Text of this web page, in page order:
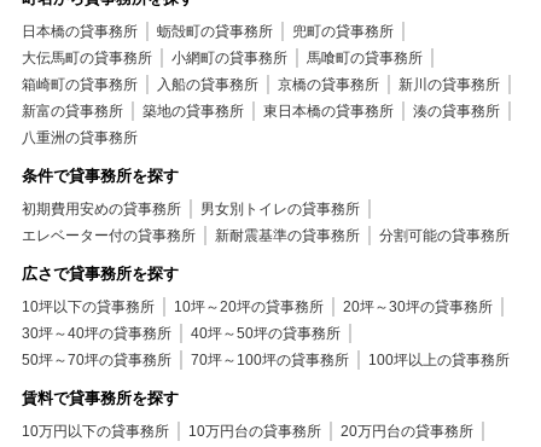
日本橋の貸事務所 蛎殻町の貸事務所
兜町の貸事務所
大伝馬町の貸事務所
小網町の貸事務所
馬喰町の貸事務所
箱崎町の貸事務所
入船の貸事務所 京橋の貸事務所
新川の貸事務所
新富の貸事務所
築地の貸事務所 東日本橋の貸事務所
湊の貸事務所
八重洲の貸事務所
条件で貸事務所を探す
初期費用安めの貸事務所
男女別トイレの貸事務所
エレベーター付の貸事務所
新耐震基準の貸事務所 分割可能の貸事務所
広さで貸事務所を探す
10坪以下の貸事務所 10坪～20坪の貸事務所
20坪～30坪の貸事務所
30坪～40坪の貸事務所
40坪～50坪の貸事務所
50坪～70坪の貸事務所
70坪～100坪の貸事務所 100坪以上の貸事務所
賃料で貸事務所を探す
10万円以下の貸事務所 10万円台の貸事務所
20万円台の貸事務所